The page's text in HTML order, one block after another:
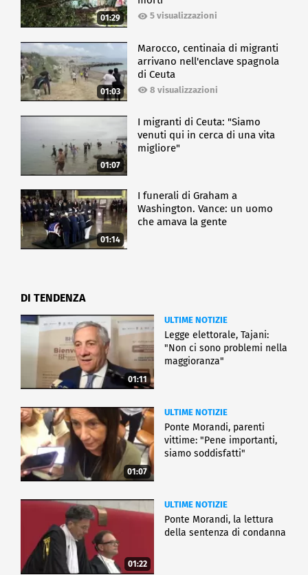
01:29 5 visualizzazioni
01:03
Marocco, centinaia di migranti
arrivano nell'enclave spagnola
di Ceuta
8 visualizzazioni
01:07
I migranti di Ceuta: "Siamo
venuti qui in cerca di una vita
migliore"
01:14
I funerali di Graham a
Washington. Vance: un uomo
che amava la gente
DI TENDENZA
01:11
ULTIME NOTIZIE
Legge elettorale, Tajani:
"Non ci sono problemi nella
maggioranza"
01:07
ULTIME NOTIZIE
Ponte Morandi, parenti
vittime: "Pene importanti,
siamo soddisfatti"
01:22
ULTIME NOTIZIE
Ponte Morandi, la lettura
della sentenza di condanna